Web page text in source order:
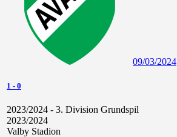
09/03/2024
1 - 0
2023/2024 - 3. Division Grundspil
2023/2024
Valby Stadion